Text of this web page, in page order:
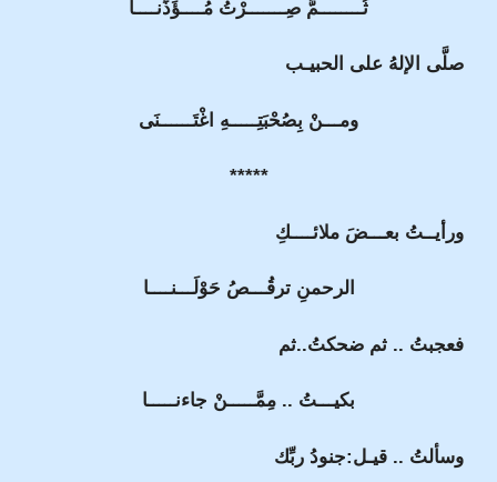
ثُــــــــمَّ صِـــــــرْتُ مُــــؤَذِّنــــا
صلَّى الإلهُ على الحبيـب
ومـــنْ بِصُحْبَتِـــــهِ اغْتَــــــنَى
*****
ورأيــتُ بعـــضَ ملائــــكِ
الرحمنِ ترقُـــصُ حَوْلَـــنــــا
فعجبتُ .. ثم ضحكتُ..ثم
بكيـــتُ .. مِمَّـــــنْ جاءنـــــا
وسألتُ .. قيـل:جنودُ ربِّك